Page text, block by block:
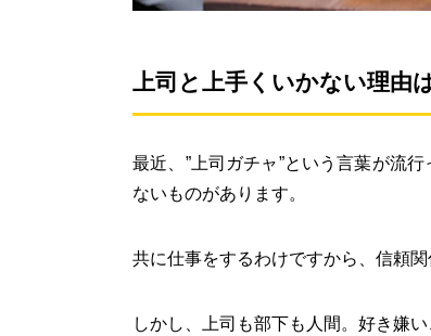
上司と上手くいかない理由
最近、”上司ガチャ”という言葉が流
ないものがあります。
共に仕事をするわけですから、信頼
しかし、上司も部下も人間。好き嫌